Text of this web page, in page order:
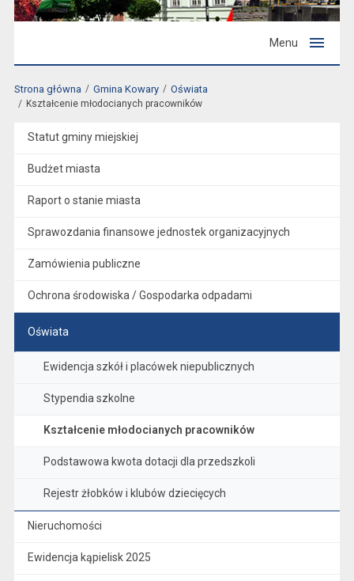
Menu
Strona główna Gmina Kowary Oświata
Kształcenie młodocianych pracowników
Statut gminy miejskiej
Budżet miasta
Raport o stanie miasta
Sprawozdania finansowe jednostek organizacyjnych
Zamówienia publiczne
Ochrona środowiska / Gospodarka odpadami
Oświata
Ewidencja szkół i placówek niepublicznych
Stypendia szkolne
Kształcenie młodocianych pracowników
Podstawowa kwota dotacji dla przedszkoli
Rejestr żłobków i klubów dziecięcych
Nieruchomości
Ewidencja kąpielisk 2025